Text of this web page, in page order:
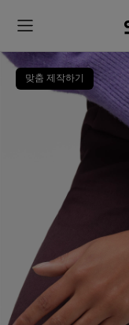
맞춤 제작하기